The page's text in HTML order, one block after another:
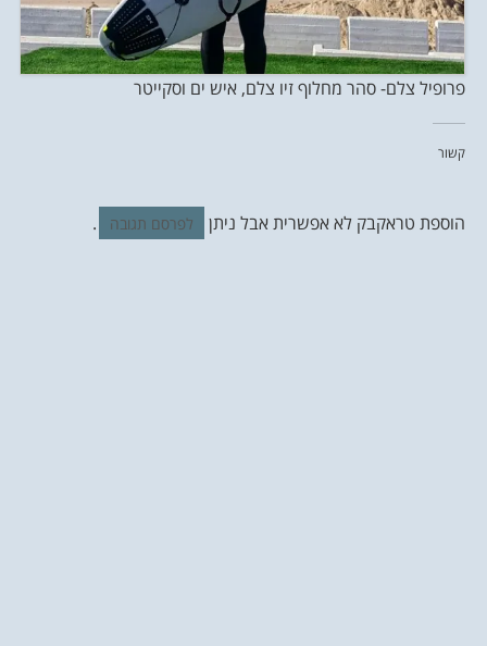
פרופיל צלם- סהר מחלוף זיו צלם, איש ים וסקייטר
קשור
הוספת טראקבק לא אפשרית אבל ניתן לפרסם תגובה .